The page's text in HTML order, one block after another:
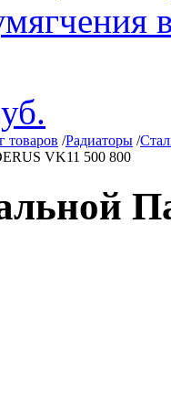
товаров /Радиаторы /
VK11 500 800